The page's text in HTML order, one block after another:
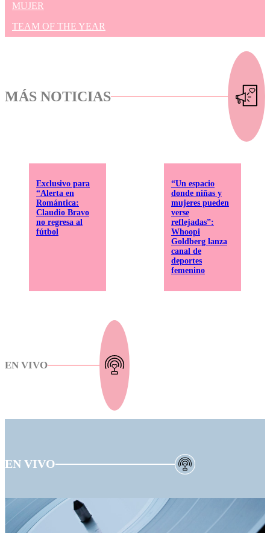
MUJER
TEAM OF THE YEAR
MÁS NOTICIAS
Exclusivo para
“Alerta en
Romántica:
Claudio Bravo
no regresa al
fútbol
“Un espacio
donde niñas y
mujeres pueden
verse
reflejadas”:
Whoopi
Goldberg lanza
canal de
deportes
femenino
EN VIVO
EN VIVO